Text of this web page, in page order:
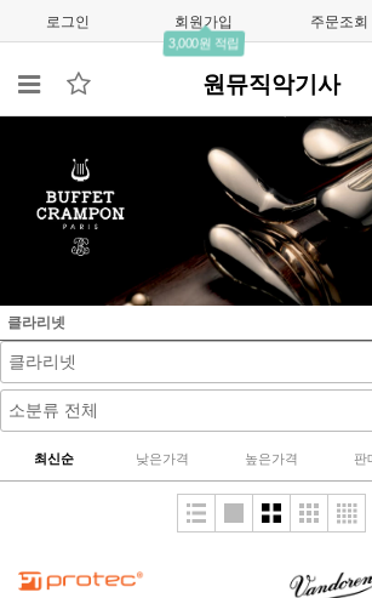
로그인 회원가입
3,000원 적립
주문조회
원뮤직악기사
클라리넷
최신순 낮은가격 높은가격 판